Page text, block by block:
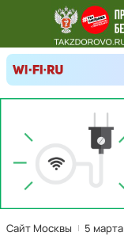
Сайт Москвы 5 марта